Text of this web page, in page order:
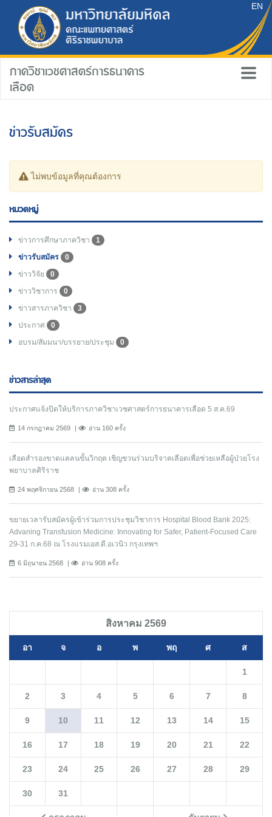
EN
ภาควิชาเวชศาสตร์การธนาคาร
เลือด
ข่าวรับสมัคร
ไม่พบข้อมูลที่คุณต้องการ
หมวดหมู่
ข่าวการศึกษาภาควิชา
1
ข่าวรับสมัคร
0
ข่าววิจัย
0
ข่าววิชาการ
0
ข่าวสารภาควิชา
3
ประกาศ
0
อบรม/สัมมนา/บรรยาย/ประชุม
0
ข่าวสารล่าสุด
ประกาศแจ้งปิดให้บริการภาควิชาเวชศาสตร์การธนาคารเลือด 5 ส.ค.69
14 กรกฎาคม 2569 อ่าน 160 ครั้ง
เลือดสำรองขาดแคลนขั้นวิกฤต เชิญชวนร่วมบริจาคเลือดเพื่อช่วยเหลือผู้ป่วยโรง
พยาบาลศิริราช
24 พฤศจิกายน 2568 อ่าน 308 ครั้ง
ขยายเวลารับสมัครผู้เข้าร่วมการประชุมวิชาการ Hospital Blood Bank 2025:
Advaning Transfusion Medicine: Innovating for Safer, Patient-Focused Care
29-31 ก.ค.68 ณ โรงแรมเอส.ดี.อเวนิว กรุงเทพฯ
6 มิถุนายน 2568 อ่าน 908 ครั้ง
สิงหาคม 2569
อา จ อ พ พฤ ศ ส
1
2 3 4 5 6 7 8
9 10 11 12 13 14 15
16 17 18 19 20 21 22
23 24 25 26 27 28 29
30 31